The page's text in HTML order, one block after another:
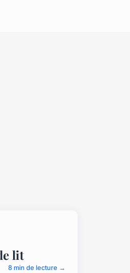
lit
8 min de lecture →